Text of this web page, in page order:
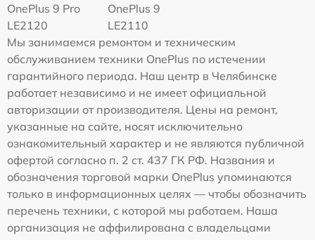
OnePlus 9 Pro
LE2120
OnePlus 9
LE2110
Мы занимаемся ремонтом и техническим
обслуживанием техники OnePlus по истечении
гарантийного периода. Наш центр в Челябинске
работает независимо и не имеет официальной
авторизации от производителя. Цены на ремонт,
указанные на сайте, носят исключительно
ознакомительный характер и не являются публичной
офертой согласно п. 2 ст. 437 ГК РФ. Названия и
обозначения торговой марки OnePlus упоминаются
только в информационных целях — чтобы обозначить
перечень техники, с которой мы работаем. Наша
организация не аффилирована с владельцами